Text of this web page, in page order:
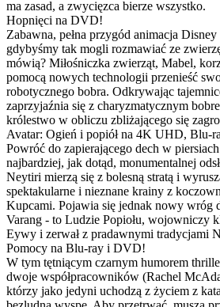
ma zasad, a zwycięzca bierze wszystko.
Hopnięci na DVD!
Zabawna, pełna przygód animacja
gdybyśmy tak mogli rozmawiać ze
mówią? Miłośniczka zwierząt, Mabel,
pomocą nowych technologii przenieść
robotycznego bobra. Odkrywając
zaprzyjaźnia się z charyzmatycznym
królestwo w obliczu zbliżającego się
Avatar: Ogień i popiół na 4K UHD, Blu-
Powróć do zapierającego dech w
najbardziej, jak dotąd, monumentalnej
Neytiri mierzą się z bolesną stratą i
spektakularne i nieznane krainy z
Kupcami. Pojawia się jednak nowy wróg
Varang - to Ludzie Popiołu, wojowniczy
Eywy i zerwał z pradawnymi tradycjami
Pomocy na Blu-ray i DVD!
W tym tętniącym czarnym humorem
dwoje współpracowników (Rachel
którzy jako jedyni uchodzą z życiem z